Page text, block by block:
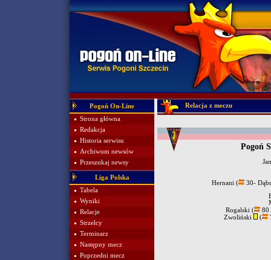
Pogoń On-Line
Strona główna
Redakcja
Historia serwisu
Archiwum newsów
Przeszukaj newsy
Liga Polska
Tabela
Wyniki
Relacje
Strzelcy
Terminarz
Następny mecz
Poprzedni mecz
Relacja z meczu
Pogoń
Hernani (
30-
Rogalski (
80
Zwoliński
(